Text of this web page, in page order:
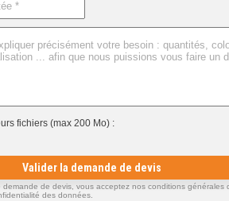
fichiers (max 200 Mo) :
Valider la demande de devis
demande de devis, vous acceptez nos conditions générales
des données.